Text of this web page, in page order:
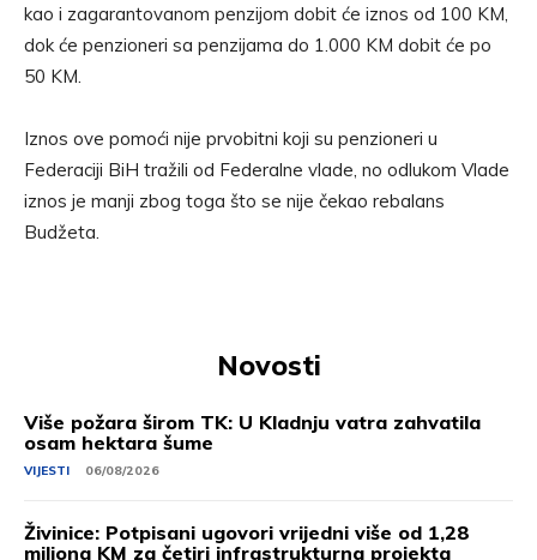
kao i zagarantovanom penzijom dobit će iznos od 100 KM,
dok će penzioneri sa penzijama do 1.000 KM dobit će po
50 KM.
Iznos ove pomoći nije prvobitni koji su penzioneri u
Federaciji BiH tražili od Federalne vlade, no odlukom Vlade
iznos je manji zbog toga što se nije čekao rebalans
Budžeta.
Novosti
Više požara širom TK: U Kladnju vatra zahvatila
osam hektara šume
VIJESTI 06/08/2026
Živinice: Potpisani ugovori vrijedni više od 1,28
miliona KM za četiri infrastrukturna projekta